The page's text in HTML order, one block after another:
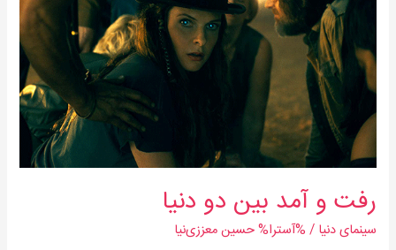
رفت و آمد بین دو دنیا
سینمای دنیا / %آسترا%حسین معززی‌نیا